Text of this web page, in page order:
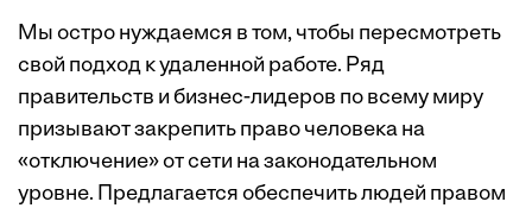
Мы остро нуждаемся в том, чтобы пересмотреть
свой подход к удаленной работе. Ряд
правительств и бизнес-лидеров по всему миру
призывают закрепить право человека на
«отключение» от сети на законодательном
уровне. Предлагается обеспечить людей правом